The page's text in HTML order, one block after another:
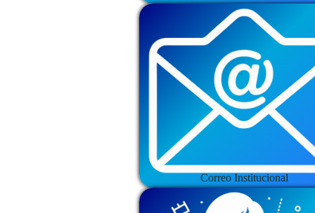
Correo Institucional